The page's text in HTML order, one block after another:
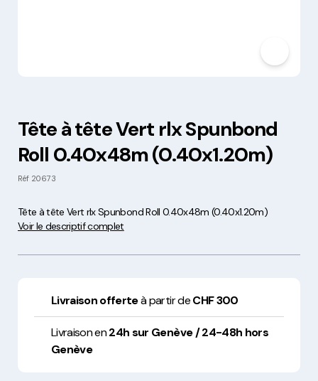
Tête à tête Vert rlx Spunbond
Roll 0.40x48m (0.40x1.20m)
Réf 20673
Tête à tête Vert rlx Spunbond Roll 0.40x48m (0.40x1.20m)
Voir le descriptif complet
Livraison offerteà partir deCHF 300
Livraison en24h sur Genève / 24-48h hors
Genève